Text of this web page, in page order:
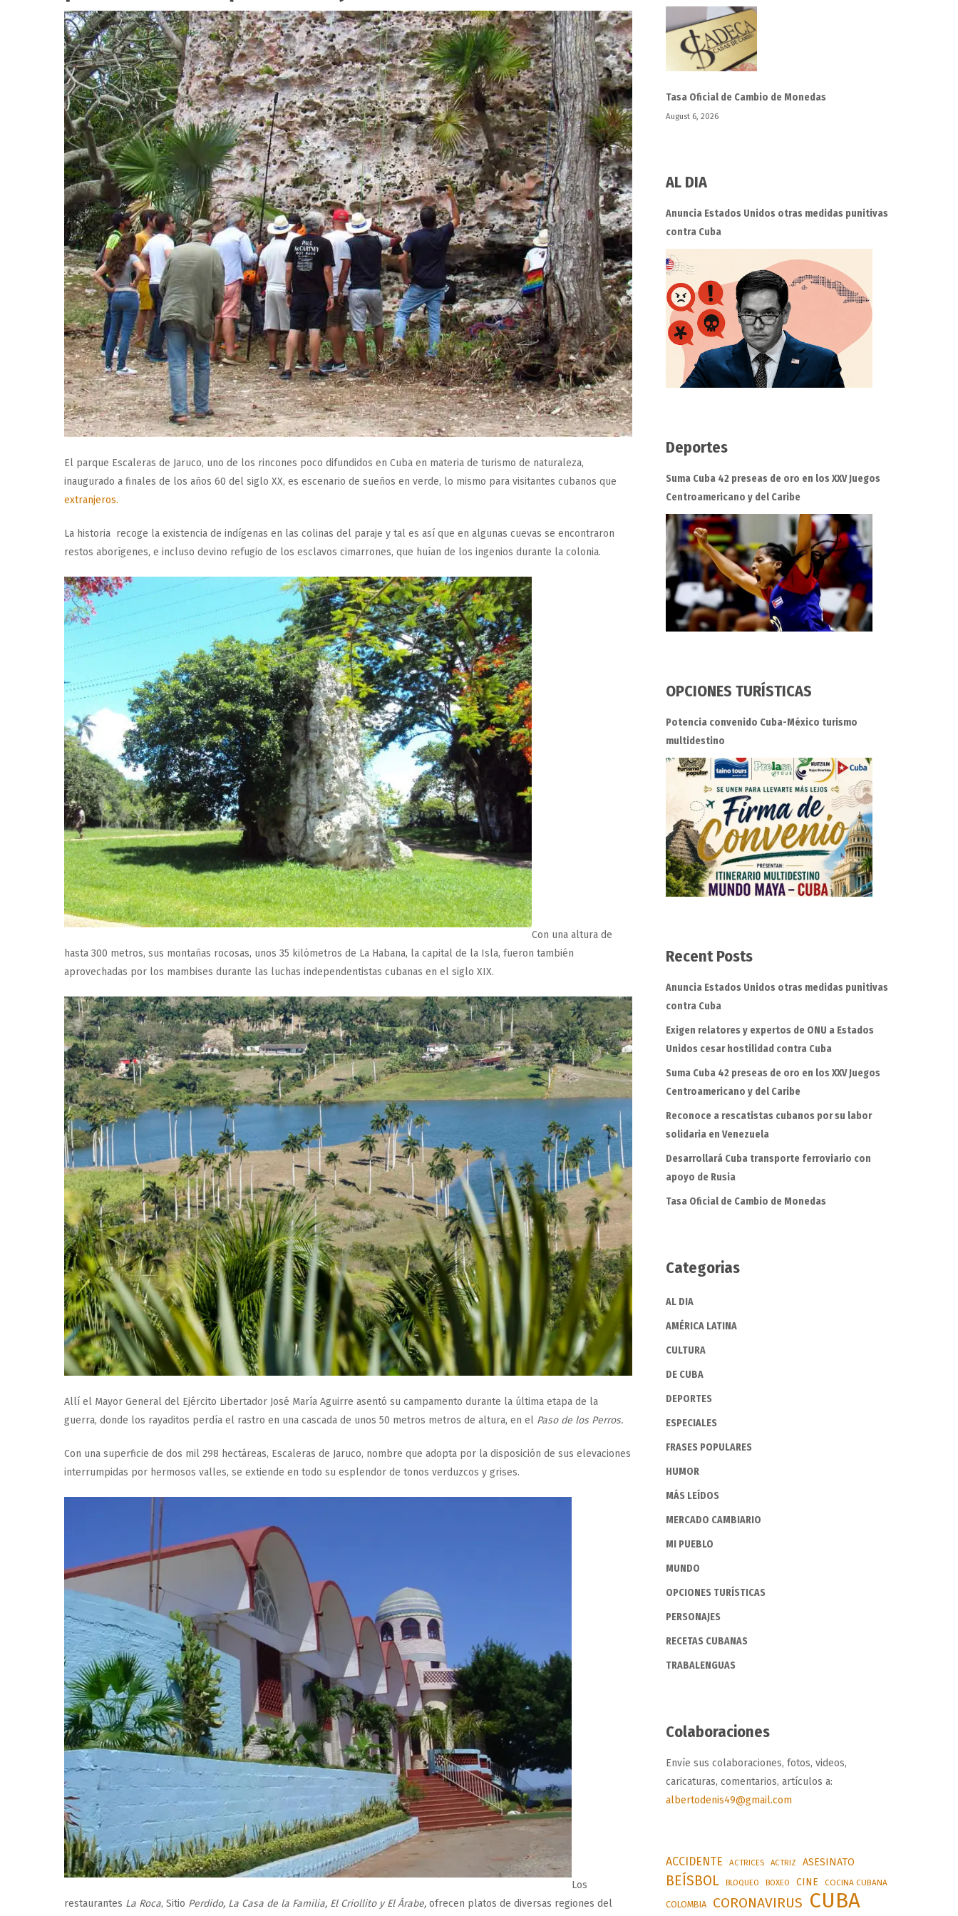
El parque Escaleras de Jaruco, uno de los rincones poco difundidos en Cuba en materia de turismo de naturaleza,
inaugurado a finales de los años 60 del siglo XX, es escenario de sueños en verde, lo mismo para visitantes cubanos que
extranjeros.
La historia recoge la existencia de indígenas en las colinas del paraje y tal es así que en algunas cuevas se encontraron
restos aborígenes, e incluso devino refugio de los esclavos cimarrones, que huían de los ingenios durante la colonia.
Con una altura de
hasta 300 metros, sus montañas rocosas, unos 35 kilómetros de La Habana, la capital de la Isla, fueron también
aprovechadas por los mambises durante las luchas independentistas cubanas en el siglo XIX.
Allí el Mayor General del Ejército Libertador José María Aguirre asentó su campamento durante la última etapa de la
guerra, donde los rayaditos perdía el rastro en una cascada de unos 50 metros metros de altura, en el Paso de los Perros.
Con una superficie de dos mil 298 hectáreas, Escaleras de Jaruco, nombre que adopta por la disposición de sus elevaciones
interrumpidas por hermosos valles, se extiende en todo su esplendor de tonos verduzcos y grises.
Los
restaurantes La Roca, Sitio Perdido, La Casa de la Familia, El Criollito y El Árabe, ofrecen platos de diversas regiones del
Tasa Oficial de Cambio de Monedas
August 6, 2026
AL DIA
Anuncia Estados Unidos otras medidas punitivas
contra Cuba
Deportes
Suma Cuba 42 preseas de oro en los XXV Juegos
Centroamericano y del Caribe
OPCIONES TURÍSTICAS
Potencia convenido Cuba-México turismo
multidestino
Recent Posts
Anuncia Estados Unidos otras medidas punitivas
contra Cuba
Exigen relatores y expertos de ONU a Estados
Unidos cesar hostilidad contra Cuba
Suma Cuba 42 preseas de oro en los XXV Juegos
Centroamericano y del Caribe
Reconoce a rescatistas cubanos por su labor
solidaria en Venezuela
Desarrollará Cuba transporte ferroviario con
apoyo de Rusia
Tasa Oficial de Cambio de Monedas
Categorias
AL DIA
AMÉRICA LATINA
CULTURA
DE CUBA
DEPORTES
ESPECIALES
FRASES POPULARES
HUMOR
MÁS LEÍDOS
MERCADO CAMBIARIO
MI PUEBLO
MUNDO
OPCIONES TURÍSTICAS
PERSONAJES
RECETAS CUBANAS
TRABALENGUAS
Colaboraciones
Envíe sus colaboraciones, fotos, videos,
caricaturas, comentarios, artículos a:
albertodenis49@gmail.com
ACCIDENTE ACTRICES ACTRIZ ASESINATO
BEÍSBOL BLOQUEO BOXEO CINE COCINA CUBANA
COLOMBIA CORONAVIRUS CUBA